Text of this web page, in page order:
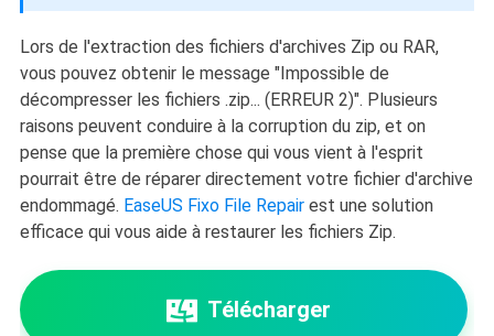
Lors de l'extraction des fichiers d'archives Zip ou RAR,
vous pouvez obtenir le message "Impossible de
décompresser les fichiers .zip... (ERREUR 2)". Plusieurs
raisons peuvent conduire à la corruption du zip, et on
pense que la première chose qui vous vient à l'esprit
pourrait être de réparer directement votre fichier d'archive
endommagé. EaseUS Fixo File Repairest une solution
efficace qui vous aide à restaurer les fichiers Zip.
Télécharger